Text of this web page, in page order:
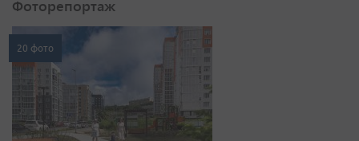
Фоторепортаж
20 фото